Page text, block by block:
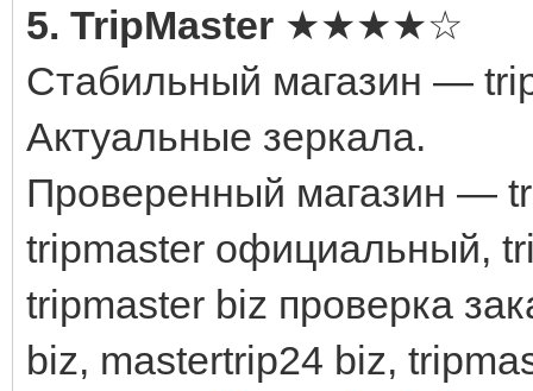
5. TripMaster ★★★★☆
Стабильный магазин —
Актуальные зеркала.
Проверенный магазин —
tripmaster официальный,
tripmaster biz проверка
biz, mastertrip24 biz,